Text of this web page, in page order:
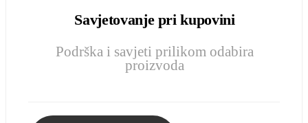
Savjetovanje pri kupovini
Podrška i savjeti prilikom odabira
proizvoda